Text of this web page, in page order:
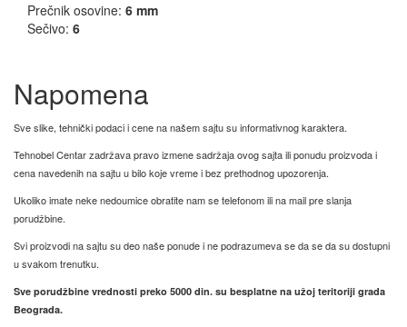
Prečnik osovine: 6 mm
Sečivo: 6
Napomena
Sve slike, tehnički podaci i cene na našem sajtu su informativnog karaktera.
Tehnobel Centar zadržava pravo izmene sadržaja ovog sajta ili ponudu proizvoda i
cena navedenih na sajtu u bilo koje vreme i bez prethodnog upozorenja.
Ukoliko imate neke nedoumice obratite nam se telefonom ili na mail pre slanja
porudžbine.
Svi proizvodi na sajtu su deo naše ponude i ne podrazumeva se da se da su dostupni
u svakom trenutku.
Sve porudžbine vrednosti preko 5000 din. su besplatne na užoj teritoriji grada
Beograda.